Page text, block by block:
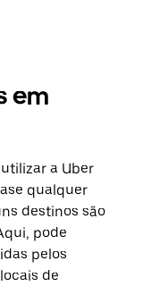
em
a Uber
qualquer
destinos são
pode
pelos
de